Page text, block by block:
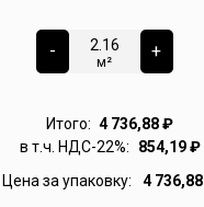
-
м²
+
Итого: 4 736,88₽
в т.ч. НДС-22%:
854,19₽
Цена за упаковку:
4 736,88